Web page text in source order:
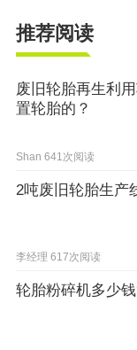
推荐阅读
废旧轮胎再生利
置轮胎的？
Shan 641次阅读
2吨废旧轮胎生产
李经理 617次阅读
轮胎粉碎机多少